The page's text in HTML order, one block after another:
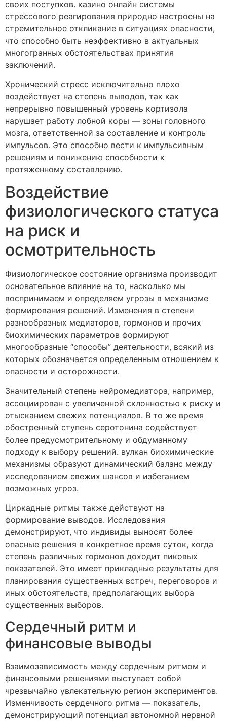
своих поступков. казино онлайн системы
стрессового реагирования природно настроены на
стремительное откликание в ситуациях опасности,
что способно быть неэффективно в актуальных
многогранных обстоятельствах принятия
заключений.
Хронический стресс исключительно плохо
воздействует на степень выводов, так как
непрерывно повышенный уровень кортизола
нарушает работу лобной коры — зоны головного
мозга, ответственной за составление и контроль
импульсов. Это способно вести к импульсивным
решениям и понижению способности к
протяженному составлению.
Воздействие
физиологического статуса
на риск и
осмотрительность
Физиологическое состояние организма производит
основательное влияние на то, насколько мы
воспринимаем и определяем угрозы в механизме
формирования решений. Изменения в степени
разнообразных медиаторов, гормонов и прочих
биохимических параметров формируют
многообразные “способы” деятельности, всякий из
которых обозначается определенным отношением к
опасности и осторожности.
Значительный степень нейромедиатора, например,
ассоциирован с увеличенной склонностью к риску и
отысканием свежих потенциалов. В то же время
обостренный ступень серотонина содействует
более предусмотрительному и обдуманному
подходу к выбору решений. вулкан биохимические
механизмы образуют динамический баланс между
исследованием свежих шансов и избеганием
возможных угроз.
Циркадные ритмы также действуют на
формирование выводов. Исследования
демонстрируют, что индивиды выносят более
опасные решения в конкретное время суток, когда
степень различных гормонов доходит пиковых
показателей. Это имеет прикладные результаты для
планирования существенных встреч, переговоров и
иных обстоятельств, предполагающих выбора
существенных выборов.
Сердечный ритм и
финансовые выводы
Взаимозависимость между сердечным ритмом и
финансовыми решениями выступает собой
чрезвычайно увлекательную регион экспериментов.
Изменчивость сердечного ритма — показатель,
демонстрирующий потенциал автономной нервной